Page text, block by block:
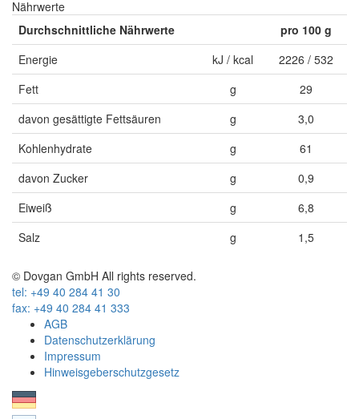
Nährwerte
Durchschnittliche Nährwerte
pro 100 g
Energie
kJ / kcal
2226 / 532
Fett
g
29
davon gesättigte Fettsäuren
g
3,0
Kohlenhydrate
g
61
davon Zucker
g
0,9
Eiweiß
g
6,8
Salz
g 1,5
© Dovgan GmbH All rights reserved.
tel: +49 40 284 41 30
fax: +49 40 284 41 333
AGB
Datenschutzerklärung
Impressum
Hinweisgeberschutzgesetz